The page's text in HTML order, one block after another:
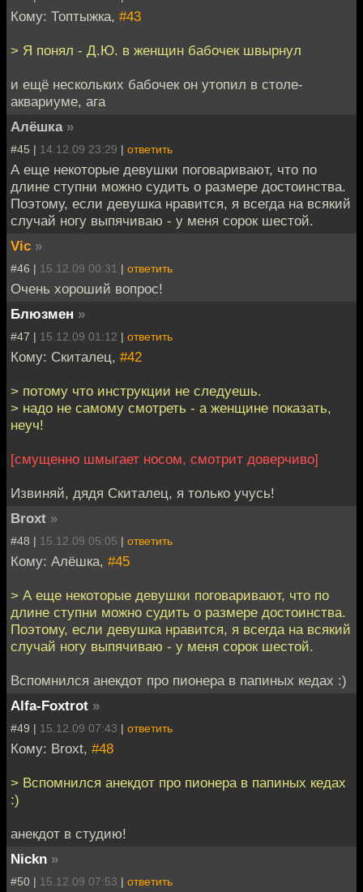
Кому: Топтыжка, #43
> Я понял - Д.Ю. в женщин бабочек швырнул
и ещё нескольких бабочек он утопил в столе-
аквариуме, ага
Алёшка »
#45 | 14.12.09 23:29 | ответить
А еще некоторые девушки поговаривают, что по
длине ступни можно судить о размере достоинства.
Поэтому, если девушка нравится, я всегда на всякий
случай ногу выпячиваю - у меня сорок шестой.
Vic »
#46 | 15.12.09 00:31 | ответить
Очень хороший вопрос!
Блюзмен »
#47 | 15.12.09 01:12 | ответить
Кому: Скиталец, #42
> потому что инструкции не следуешь.
> надо не самому смотреть - а женщине показать,
неуч!
[смущенно шмыгает носом, смотрит доверчиво]
Извиняй, дядя Скиталец, я только учусь!
Broxt »
#48 | 15.12.09 05:05 | ответить
Кому: Алёшка, #45
> А еще некоторые девушки поговаривают, что по
длине ступни можно судить о размере достоинства.
Поэтому, если девушка нравится, я всегда на всякий
случай ногу выпячиваю - у меня сорок шестой.
Вспомнился анекдот про пионера в папиных кедах :)
Alfa-Foxtrot »
#49 | 15.12.09 07:43 | ответить
Кому: Broxt, #48
> Вспомнился анекдот про пионера в папиных кедах
:)
анекдот в студию!
Nickn »
#50 | 15.12.09 07:53 | ответить